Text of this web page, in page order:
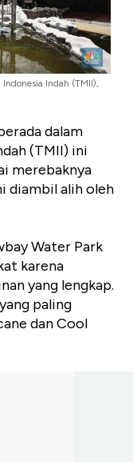
Indah (TMII),
dalam
(TMII) ini
merebaknya
diambil alih oleh
Water Park
karena
yang lengkap.
paling
dan Cool